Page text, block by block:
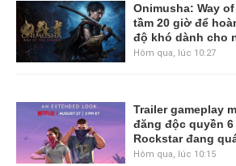
Onimusha: Way
tầm 20 giờ để
độ khó dành cho
Hôm qua, lúc 10:27
Trailer gameplay
đăng độc quyền
Rockstar đang
Hôm qua, lúc 10:15